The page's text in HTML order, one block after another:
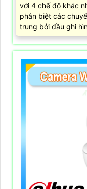
với 4 chế độ khác
phân biệt các
trung bởi đầu ghi